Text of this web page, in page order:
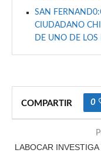
SAN
CIUDADANO
DE UNO DE LOS
COMPARTIR 0
LABOCAR